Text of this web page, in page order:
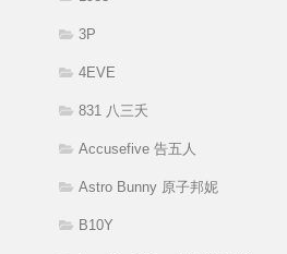
3P
4EVE
831 八三夭
Accusefive 告五人
Astro Bunny 原子邦妮
B10Y